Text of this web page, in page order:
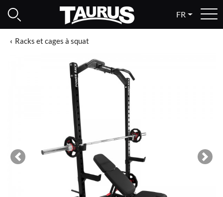
FR
Racks et cages à squat
Previous Next